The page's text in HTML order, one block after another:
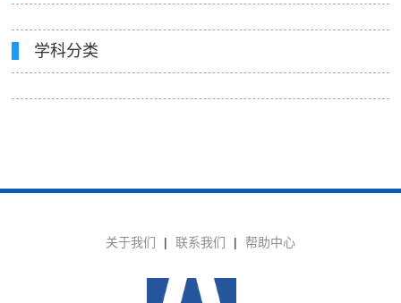
学科分类
关于我们 | 联系我们 | 帮助中心